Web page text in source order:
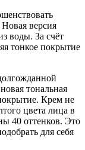
версия
воды. За счёт
тонкое покрытие
тональная
Крем не
цвета лица в
40 оттенков. Это
для себя